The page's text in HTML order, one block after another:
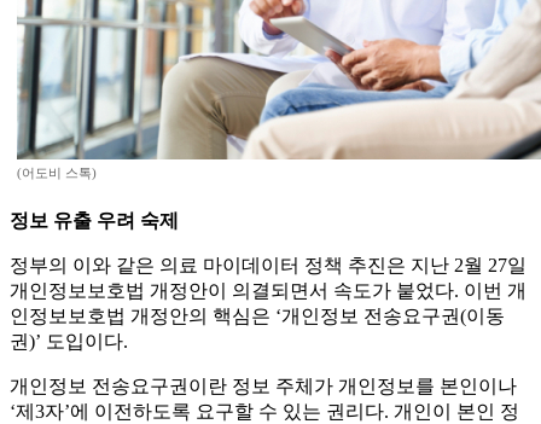
(어도비 스톡)
정보 유출 우려 숙제
정부의 이와 같은 의료 마이데이터 정책 추진은 지난 2월 27일
개인정보보호법 개정안이 의결되면서 속도가 붙었다. 이번 개
인정보보호법 개정안의 핵심은 ‘개인정보 전송요구권(이동
권)’ 도입이다.
개인정보 전송요구권이란 정보 주체가 개인정보를 본인이나
‘제3자’에 이전하도록 요구할 수 있는 권리다. 개인이 본인 정